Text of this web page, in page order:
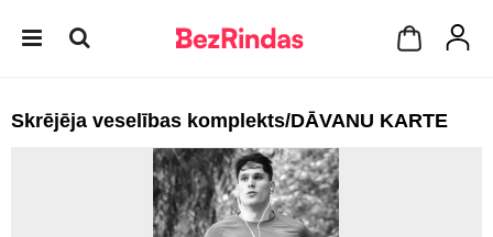
Skrējēja veselības komplekts/DĀVANU KARTE